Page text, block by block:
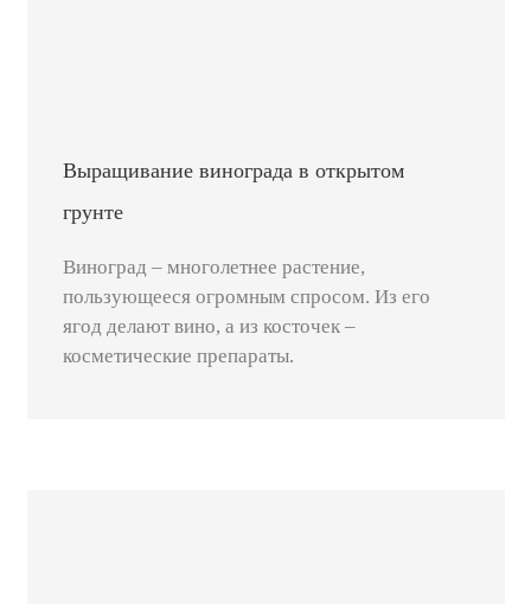
Выращивание винограда в открытом
грунте
Виноград – многолетнее растение,
пользующееся огромным спросом. Из его
ягод делают вино, а из косточек –
косметические препараты.